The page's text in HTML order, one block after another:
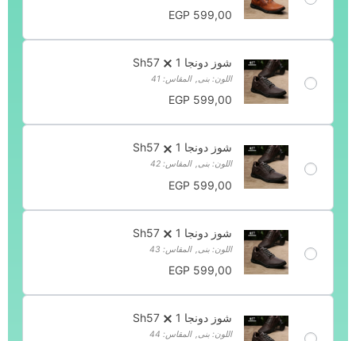
599,00
EGP
شوز دونجا Sh57 1
اللون: بنى, المقاس: 41
599,00
EGP
شوز دونجا Sh57 1
اللون: بنى, المقاس: 42
599,00
EGP
شوز دونجا Sh57 1
اللون: بنى, المقاس: 43
599,00
EGP
شوز دونجا Sh57 1
اللون: بنى, المقاس: 44